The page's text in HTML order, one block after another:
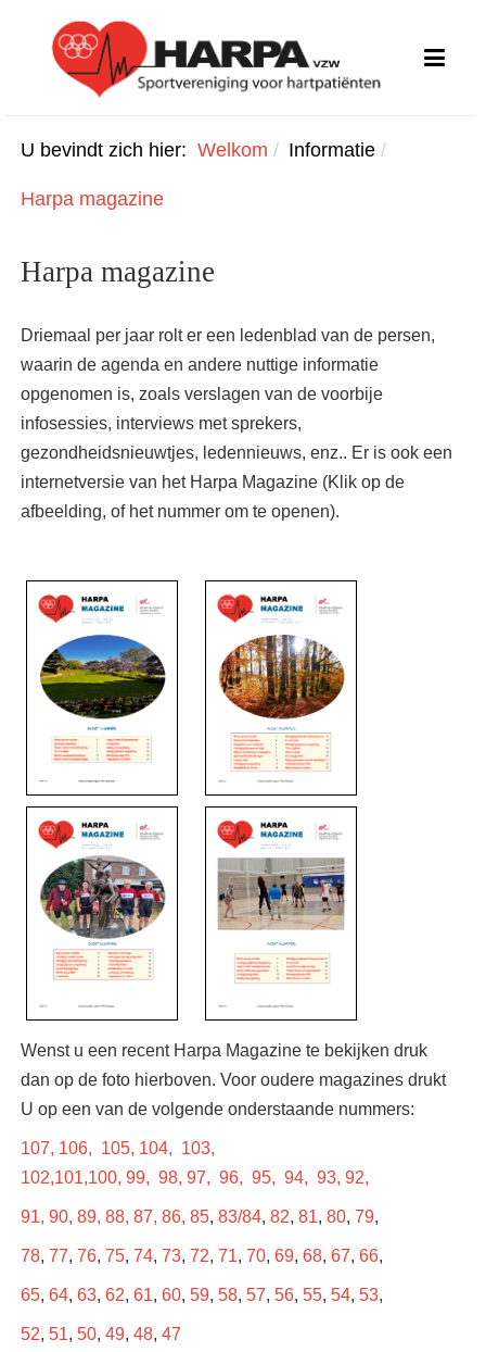
U bevindt zich hier: Welkom Informatie
Harpa magazine
Harpa magazine
Driemaal per jaar rolt er een ledenblad van de persen,
waarin de agenda en andere nuttige informatie
opgenomen is, zoals verslagen van de voorbije
infosessies, interviews met sprekers,
gezondheidsnieuwtjes, ledennieuws, enz.. Er is ook een
internetversie van het Harpa Magazine (Klik op de
afbeelding, of het nummer om te openen).
Wenst u een recent Harpa Magazine te bekijken druk
dan op de foto hierboven. Voor oudere magazines drukt
U op een van de volgende onderstaande nummers:
107, 106, 105, 104, 103,
102,101,100, 99, 98, 97, 96, 95, 94, 93, 92,
91, 90, 89, 88, 87, 86, 85, 83/84, 82, 81, 80, 79,
78, 77, 76, 75, 74, 73, 72, 71, 70, 69, 68, 67, 66,
65, 64, 63, 62, 61, 60, 59, 58, 57, 56, 55, 54, 53,
52, 51, 50, 49, 48, 47